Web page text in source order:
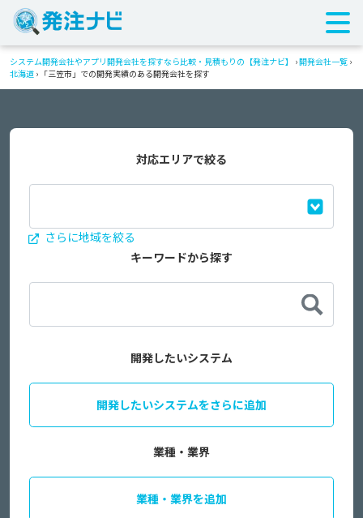
システム開発会社やアプリ開発会社を探すなら比較・見積もりの【発注ナビ】 ›開発会社一覧 ›
北海道 › 「三笠市」での開発実績のある開発会社を探す
対応エリアで絞る
さらに地域を絞る
キーワードから探す
開発したいシステム
開発したいシステムをさらに追加
業種・業界
業種・業界を追加